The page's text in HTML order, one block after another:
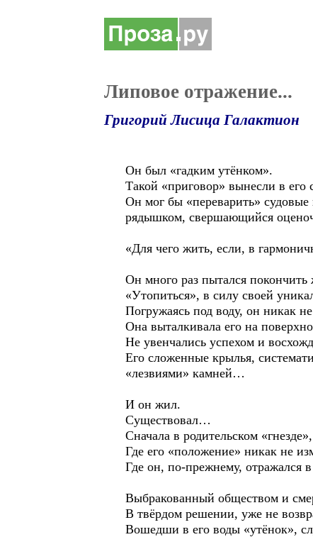
Липовое отражение...
Григорий Лисица Галактион
Он был «гадким утёнком».
Такой «приговор» вынесли в его
Он мог бы «переварить» судовые
рядышком, свершающийся
«Для чего жить, если, в
Он много раз пытался
«Утопиться», в силу своей
Погружаясь под воду, он никак
Она выталкивала его на
Не увенчались успехом и
Его сложенные крылья,
«лезвиями» камней…
И он жил.
Существовал…
Сначала в родительском
Где его «положение» никак не
Где он, по-прежнему, отражался
Выбракованный обществом и
В твёрдом решении, уже не
Вошедши в его воды «утёнок»,